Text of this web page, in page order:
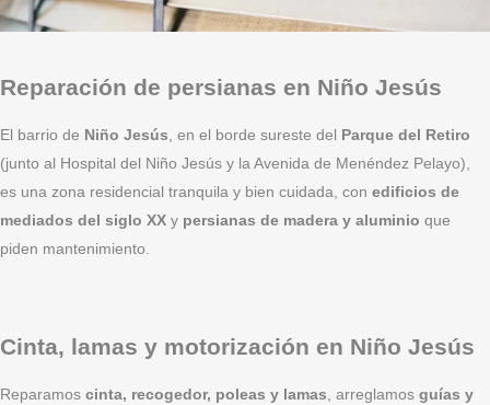
Reparación de persianas en Niño Jesús
El barrio de Niño Jesús , en el borde sureste del Parque del Retiro
(junto al Hospital del Niño Jesús y la Avenida de Menéndez Pelayo),
es una zona residencial tranquila y bien cuidada, con edificios de
mediados del siglo XX y persianas de madera y aluminio que
piden mantenimiento.
Cinta, lamas y motorización en Niño Jesús
Reparamos cinta, recogedor, poleas y lamas , arreglamos guías y